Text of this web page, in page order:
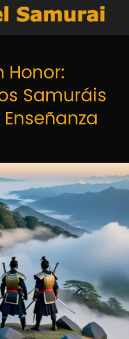
Honor:
Samuráis